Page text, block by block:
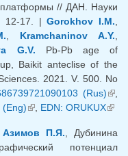
платформы // ДАН. Науки
12-17. |Gorokhov I.M.
Kramchaninov A.Y.
G.V. Pb-Pb age of
Baikit anteclise of the
2021. V. 500. No
(Rus)
(Eng)(внешняя ссылка)
EDN: ORUKUX
Азимов П.Я. , Дубинина
потенциал